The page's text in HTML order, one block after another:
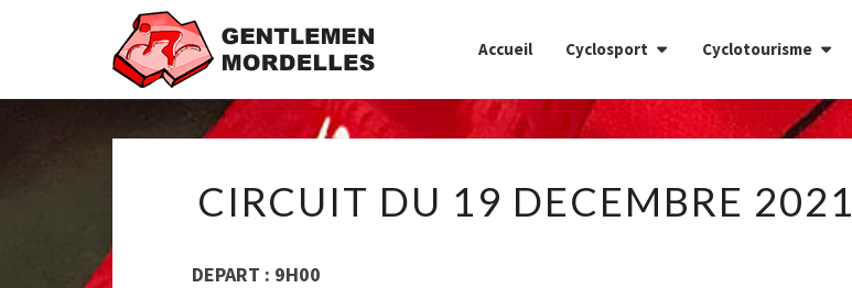
Accueil Cyclosport Cyclotourisme
DU
CIRCUIT DU 19 DECEMBRE 2021
DEPART : 9H00